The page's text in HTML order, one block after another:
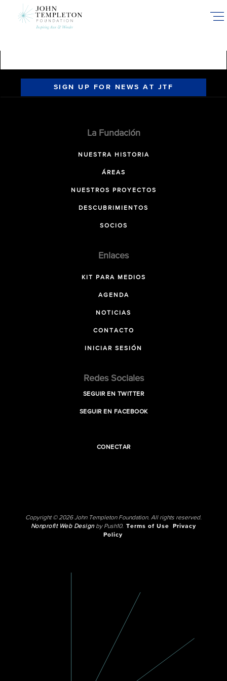
SIGN UP FOR NEWS AT JTF
La Fundación
NUESTRA HISTORIA
ÁREAS
NUESTROS PROYECTOS
DESCUBRIMIENTOS
SOCIOS
Enlaces
KIT PARA MEDIOS
AGENDA
NOTICIAS
CONTACTO
INICIAR SESIÓN
Redes Sociales
SEGUIR EN TWITTER
SEGUIR EN FACEBOOK
CONECTAR
Copyright © 2026 John Templeton Foundation. All rights reserved.
Nonprofit Web Designby Push10. Terms of Use
Privacy
Policy